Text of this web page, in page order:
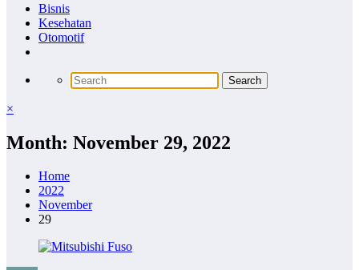
Bisnis
Kesehatan
Otomotif
×
Month: November 29, 2022
Home
2022
November
29